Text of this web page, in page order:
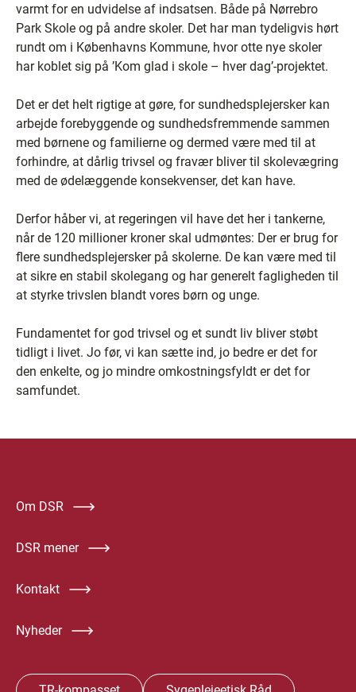
varmt for en udvidelse af indsatsen. Både på Nørrebro
Park Skole og på andre skoler. Det har man tydeligvis hørt
rundt om i Københavns Kommune, hvor otte nye skoler
har koblet sig på ’Kom glad i skole – hver dag’-projektet.
Det er det helt rigtige at gøre, for sundhedsplejersker kan
arbejde forebyggende og sundhedsfremmende sammen
med børnene og familierne og dermed være med til at
forhindre, at dårlig trivsel og fravær bliver til skolevægring
med de ødelæggende konsekvenser, det kan have.
Derfor håber vi, at regeringen vil have det her i tankerne,
når de 120 millioner kroner skal udmøntes: Der er brug for
flere sundhedsplejersker på skolerne. De kan være med til
at sikre en stabil skolegang og har generelt fagligheden til
at styrke trivslen blandt vores børn og unge.
Fundamentet for god trivsel og et sundt liv bliver støbt
tidligt i livet. Jo før, vi kan sætte ind, jo bedre er det for
den enkelte, og jo mindre omkostningsfyldt er det for
samfundet.
Om DSR
DSR mener
Kontakt
Nyheder